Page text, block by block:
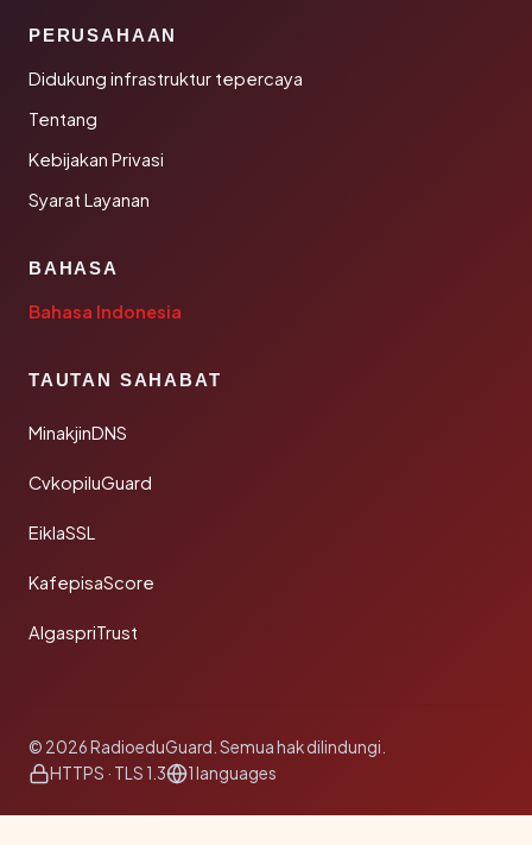
PERUSAHAAN
Didukung infrastruktur tepercaya
Tentang
Kebijakan Privasi
Syarat Layanan
BAHASA
Bahasa Indonesia
TAUTAN SAHABAT
MinakjinDNS
CvkopiluGuard
EiklaSSL
KafepisaScore
AlgaspriTrust
© 2026 RadioeduGuard. Semua hak dilindungi.
HTTPS · TLS 1.3
1 languages